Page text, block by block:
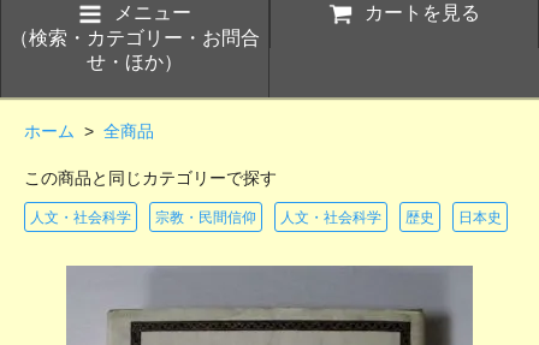
メニュー
（検索・カテゴリー・お問合
せ・ほか）
カートを見る
ホーム > 全商品
この商品と同じカテゴリーで探す
人文・社会科学 宗教・民間信仰 人文・社会科学 歴史 日本史